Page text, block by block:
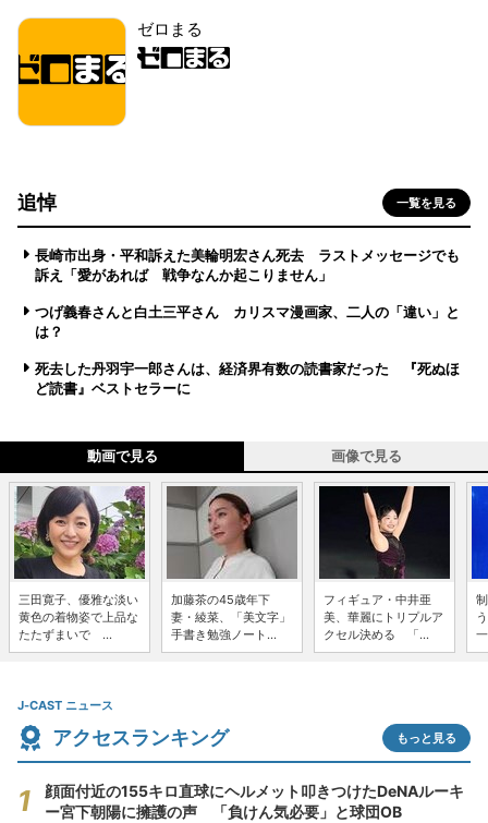
ゼロまる
追悼 一覧を見る
長崎市出身・平和訴えた美輪明宏さん死去 ラストメッセージでも
訴え「愛があれば 戦争なんか起こりません」
つげ義春さんと白土三平さん カリスマ漫画家、二人の「違い」と
は？
死去した丹羽宇一郎さんは、経済界有数の読書家だった 『死ぬほ
ど読書』ベストセラーに
動画で見る 画像で見る
三田寛子、優雅な淡い
黄色の着物姿で上品な
たたずまいで ...
加藤茶の45歳年下
妻・綾菜、「美文字」
手書き勉強ノート...
フィギュア・中井亜
美、華麗にトリプルア
クセル決める 「...
J-CAST ニュース
アクセスランキング もっと見る
顔面付近の155キロ直球にヘルメット叩きつけたDeNAルーキ
ー宮下朝陽に擁護の声 「負けん気必要」と球団OB